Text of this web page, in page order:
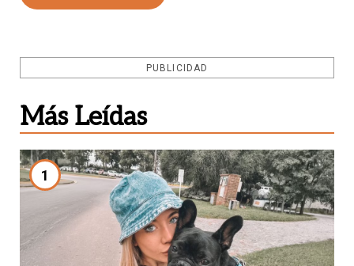
PUBLICIDAD
Más Leídas
1